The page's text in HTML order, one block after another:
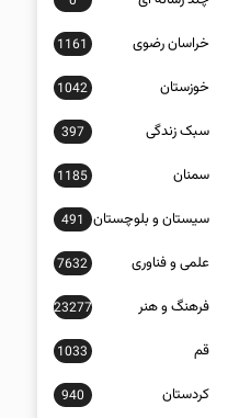
خراسان رضوی 1161
خوزستان 1042
سبک زندگی 397
سمنان 1185
سیستان و بلوچستان 491
علمی و فناوری 7632
فرهنگ و هنر 23277
قم 1033
کردستان 940